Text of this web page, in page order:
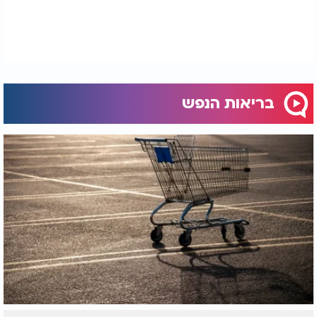
אז איך נדע אם אנחנו בתוך המערבולת הזו?
בריאות הנפש